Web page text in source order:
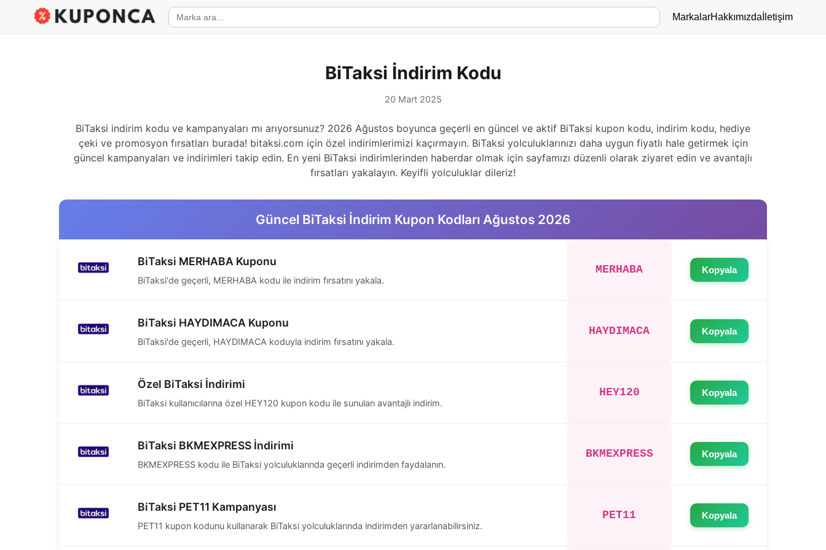
MarkalarHakkımızda İletişim
BiTaksi İndirim Kodu
20 Mart 2025
BiTaksi indirim kodu ve kampanyaları mı arıyorsunuz? 2026 Ağustos boyunca geçerli en güncel ve aktif BiTaksi kupon kodu, indirim kodu, hediye
çeki ve promosyon fırsatları burada! bitaksi.com için özel indirimlerimizi kaçırmayın. BiTaksi yolculuklarınızı daha uygun fiyatlı hale getirmek için
güncel kampanyaları ve indirimleri takip edin. En yeni BiTaksi indirimlerinden haberdar olmak için sayfamızı düzenli olarak ziyaret edin ve avantajlı
fırsatları yakalayın. Keyifli yolculuklar dileriz!
Güncel BiTaksi İndirim Kupon Kodları Ağustos 2026
BiTaksi MERHABA Kuponu
BiTaksi'de geçerli, MERHABA kodu ile indirim fırsatını yakala.
MERHABA Kopyala
BiTaksi HAYDIMACA Kuponu
BiTaksi'de geçerli, HAYDIMACA koduyla indirim fırsatını yakala.
HAYDIMACA Kopyala
Özel BiTaksi İndirimi
BiTaksi kullanıcılarına özel HEY120 kupon kodu ile sunulan avantajlı indirim.
HEY120 Kopyala
BiTaksi BKMEXPRESS İndirimi
BKMEXPRESS kodu ile BiTaksi yolculuklarında geçerli indirimden faydalanın.
BKMEXPRESS Kopyala
BiTaksi PET11 Kampanyası
PET11 kupon kodunu kullanarak BiTaksi yolculuklarında indirimden yararlanabilirsiniz.
PET11 Kopyala